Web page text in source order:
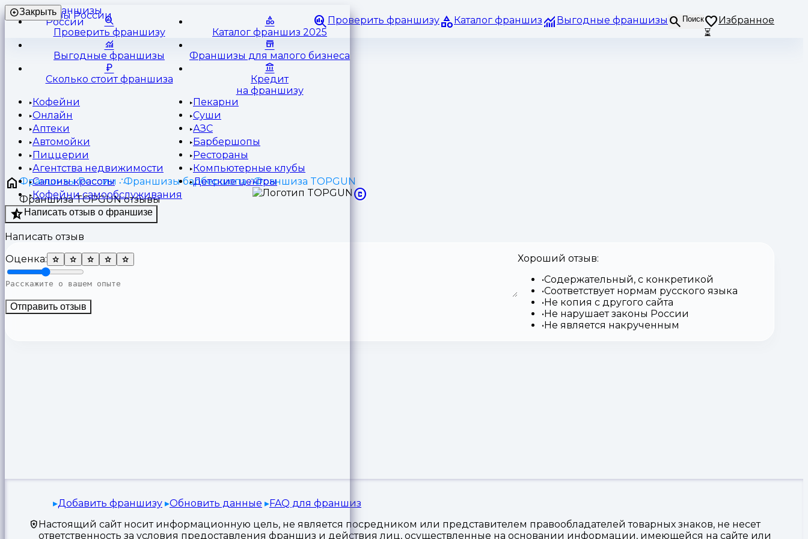
Франшизы
России
Проверить франшизу Каталог франшиз Выгодные франшизы Поиск
Избранное
⏳
Закрыть
Проверить франшизу Каталог франшиз 2025
Выгодные франшизы Франшизы для малого бизнеса
Сколько стоит франшиза
Кредит
на франшизу
Кофейни
Пекарни
Онлайн
Суши
Аптеки
АЗС
Автомойки
Барбершопы
Пиццерии
Рестораны
Агентства недвижимости
Компьютерные клубы
Салоны красоты
Детские центры
Кофейни самообслуживания
Франшизы России Франшизы барбершопа
Франшиза TOPGUN
Франшиза TOPGUN отзывы
Написать отзыв о франшизе
Написать отзыв
Оценка:
Отправить отзыв
Хороший отзыв:
Содержательный, с конкретикой
Соответствует нормам русского языка
Не копия с другого сайта
Не нарушает законы России
Не является накрученным
Добавить франшизу Обновить данные
FAQ для франшиз
Настоящий сайт носит информационную цель, не является посредником или представителем правообладателей товарных знаков, не несет
ответственность за условия предоставления франшиз и действия лиц, осуществленные на основании информации, имеющейся на сайте или